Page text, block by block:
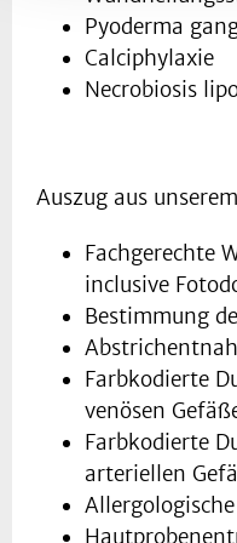
Pyoderma
Calciphylaxie
Necrobiosis
Auszug aus
Fachgerechte
inclusive
Bestimmung
Farbkodierte
venösen
Farbkodierte
arteriellen